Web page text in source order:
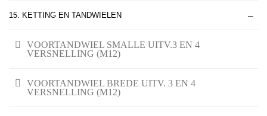
15. KETTING EN TANDWIELEN
VOORTANDWIEL SMALLE UITV.3 EN 4
VERSNELLING (M12)
VOORTANDWIEL BREDE UITV. 3 EN 4
VERSNELLING (M12)